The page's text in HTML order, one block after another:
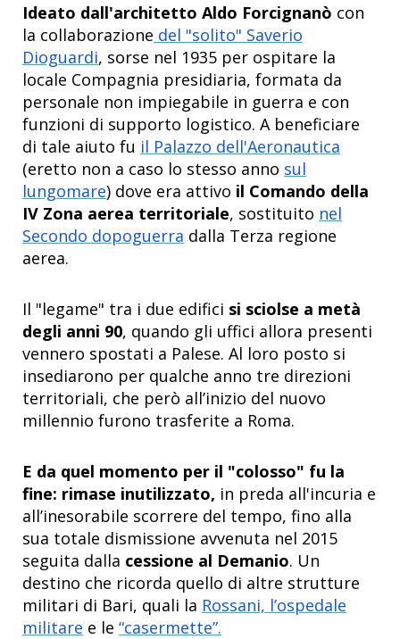
Ideato dall'architetto Aldo Forcignanò con
la collaborazione del "solito" Saverio
Dioguardi, sorse nel 1935 per ospitare la
locale Compagnia presidiaria, formata da
personale non impiegabile in guerra e con
funzioni di supporto logistico. A beneficiare
di tale aiuto fu il Palazzo dell'Aeronautica
(eretto non a caso lo stesso anno sul
lungomare) dove era attivo il Comando della
IV Zona aerea territoriale, sostituito nel
Secondo dopoguerra dalla Terza regione
aerea.
Il "legame" tra i due edifici si sciolse a metà
degli anni 90, quando gli uffici allora presenti
vennero spostati a Palese. Al loro posto si
insediarono per qualche anno tre direzioni
territoriali, che però all’inizio del nuovo
millennio furono trasferite a Roma.
E da quel momento per il "colosso" fu la
fine: rimase inutilizzato, in preda all'incuria e
all’inesorabile scorrere del tempo, fino alla
sua totale dismissione avvenuta nel 2015
seguita dalla cessione al Demanio. Un
destino che ricorda quello di altre strutture
militari di Bari, quali la Rossani, l’ospedale
militare e le “casermette”.